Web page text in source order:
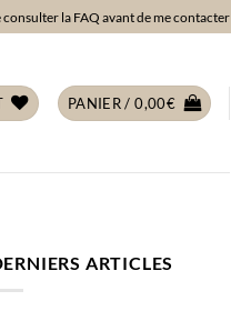
consulter la FAQ avant de me contacter
PANIER /0,00€
ARTICLES